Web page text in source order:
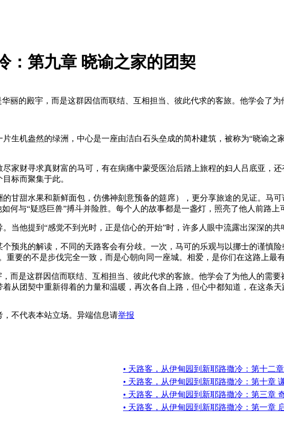
：第九章 晓谕之家的团契
的殿宇，而是这群因信而联结、互相担当、彼此代求的客旅。他学会了为
生机盎然的绿洲，中心是一座由洁白石头垒成的简朴建筑，被称为“晓谕之
家财寻求真财富的马可，有在病痛中蒙受医治后踏上旅程的妇人吕底亚，
标而聚集于此。
甘甜水果和新鲜面包，仿佛神刻意预备的筵席），更分享旅途的见证。马
何与“疑惑巨兽”搏斗并险胜。每个人的故事都是一盏灯，照亮了他人前路上
当他提到“感觉不到光时，正是信心的开始”时，许多人眼中流露出深深的共
预兆的解读，不同的天路客会有分歧。一次，马可的乐观与以挪士的谨慎
重要的不是步伐完全一致，而是心朝向同一座城。相爱，是你们在这路上最
是这群因信而联结、互相担当、彼此代求的客旅。他学会了为他人的需
从团契中重新得着的力量和温暖，再次各自上路，但心中都知道，在这条天
不代表本站立场。异端信息请举报
• 天路客，从伊甸园到新耶路撒冷：第十二
• 天路客，从伊甸园到新耶路撒冷：第十章
• 天路客，从伊甸园到新耶路撒冷：第三章
• 天路客，从伊甸园到新耶路撒冷：第一章